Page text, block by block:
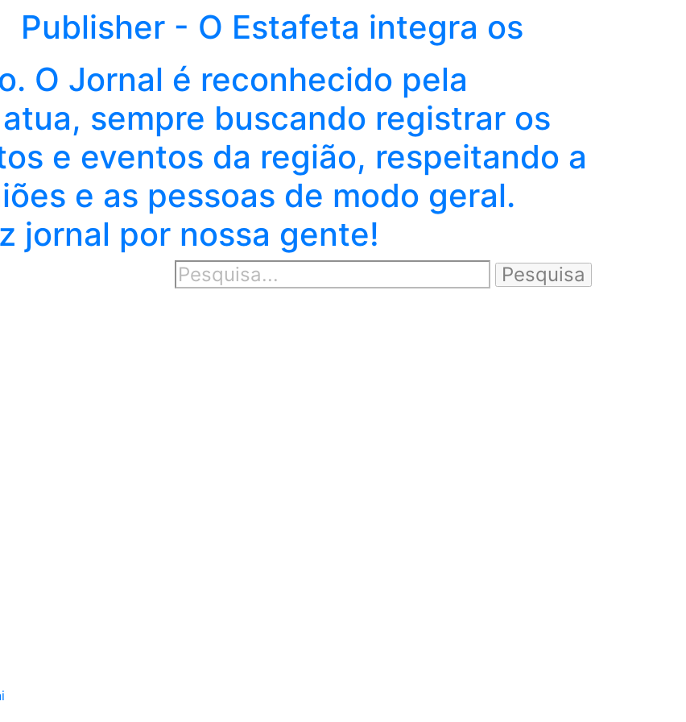
Publisher - O Estafeta integra os
O Jornal é reconhecido pela
sempre buscando registrar os
e eventos da região, respeitando a
e as pessoas de modo geral.
jornal por nossa gente!